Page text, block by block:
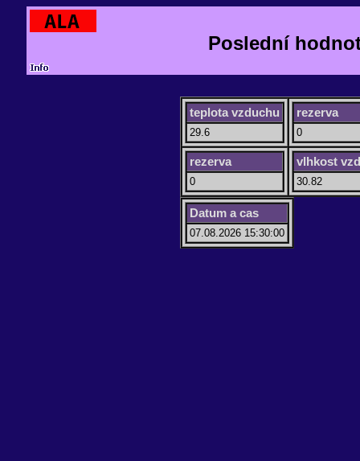
Poslední
teplota vzduchu
29.6
rezerva
0
rezerva
0
vlhkost
30.82
Datum a cas
07.08.2026 15:30:00